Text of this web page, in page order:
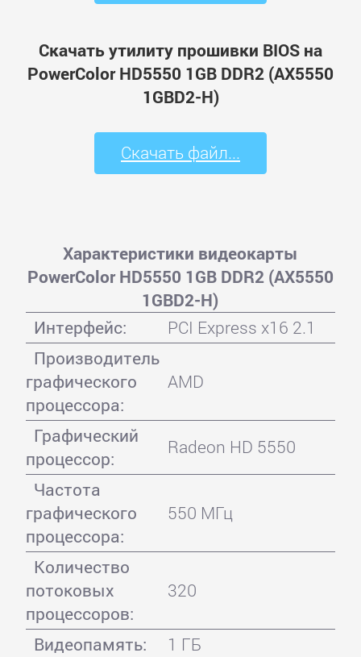
Скачать утилиту прошивки BIOS на
PowerColor HD5550 1GB DDR2 (AX5550
1GBD2-H)
Скачать файл...
Характеристики видеокарты
PowerColor HD5550 1GB DDR2 (AX5550
1GBD2-H)
Интерфейс:
PCI Express x16 2.1
Производитель
графического
процессора:
AMD
Графический
процессор:
Radeon HD 5550
Частота
графического
процессора:
550 МГц
Количество
потоковых
процессоров:
320
Видеопамять:
1 ГБ